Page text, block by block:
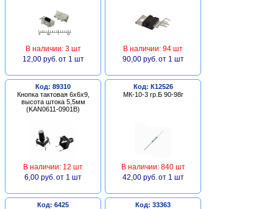
В наличии: 3 шт
12,00 руб. от 1 шт
В наличии: 94 шт
90,00 руб. от 1 шт
Код: 89310
Кнопка тактовая 6х6х9,
высота штока 5,5мм
(KAN0611-0901B)
В наличии: 12 шт
6,00 руб. от 1 шт
Код: К12526
МК-10-3 гр.Б 90-98г
В наличии: 840 шт
42,00 руб. от 1 шт
Код: 6425
Код: 33363